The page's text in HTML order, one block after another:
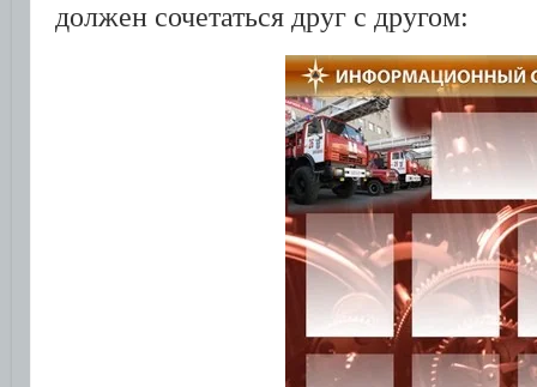
должен сочетаться друг с другом: